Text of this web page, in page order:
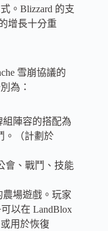
。Blizzard 的支
增長十分重
雪崩協議的
為：
組陣容的搭配為
。（計劃於
會、戰鬥、技能
場遊戲。玩家
以在 LandBlox
用於恢復